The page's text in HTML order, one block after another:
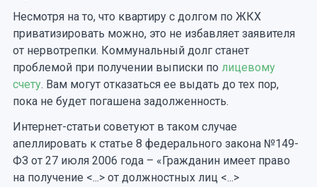
Несмотря на то, что квартиру с долгом по ЖКХ
приватизировать можно, это не избавляет заявителя
от нервотрепки. Коммунальный долг станет
проблемой при получении выписки по лицевому
счету. Вам могут отказаться ее выдать до тех пор,
пока не будет погашена задолженность.
Интернет-статьи советуют в таком случае
апеллировать к статье 8 федерального закона №149-
ФЗ от 27 июля 2006 года – «Гражданин имеет право
на получение <...> от должностных лиц <...>